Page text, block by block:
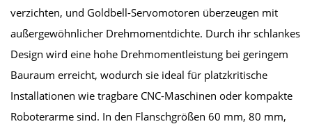
verzichten, und Goldbell-Servomotoren überzeugen mit
außergewöhnlicher Drehmomentdichte. Durch ihr schlankes
Design wird eine hohe Drehmomentleistung bei geringem
Bauraum erreicht, wodurch sie ideal für platzkritische
Installationen wie tragbare CNC-Maschinen oder kompakte
Roboterarme sind. In den Flanschgrößen 60 mm, 80 mm,